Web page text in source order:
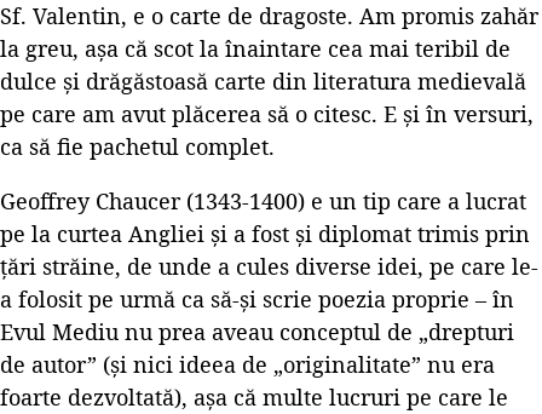
Sf. Valentin, e o carte de dragoste. Am promis zahăr
la greu, așa că scot la înaintare cea mai teribil de
dulce și drăgăstoasă carte din literatura medievală
pe care am avut plăcerea să o citesc. E și în versuri,
ca să fie pachetul complet.
Geoffrey Chaucer (1343-1400) e un tip care a lucrat
pe la curtea Angliei și a fost și diplomat trimis prin
țări străine, de unde a cules diverse idei, pe care le-
a folosit pe urmă ca să-și scrie poezia proprie – în
Evul Mediu nu prea aveau conceptul de „drepturi
de autor” (și nici ideea de „originalitate” nu era
foarte dezvoltată), așa că multe lucruri pe care le